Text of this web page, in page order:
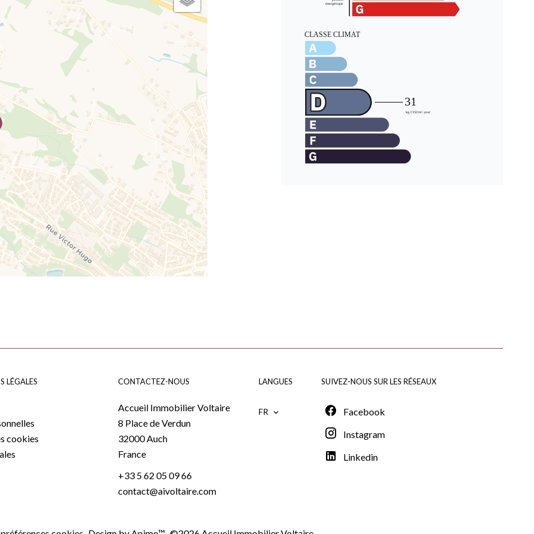
LÉGALES
cookies
CONTACTEZ-NOUS
Accueil Immobilier Voltaire
8 Place de Verdun
32000Auch
France
+33 5 62 05 09 66
contact@aivoltaire.com
LANGUES
FR
SUIVEZ-NOUS SUR LES RÉSEAUX
Facebook
Instagram
Linkedin